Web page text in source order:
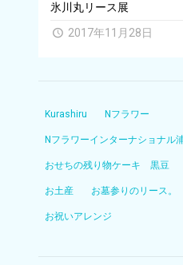
氷川丸リース展
2017年11月28日
Kurashiru Nフラワー
Nフラワーインターナショナル
おせちの残り物ケーキ 黒豆
お土産 お墓参りのリース。
お祝いアレンジ